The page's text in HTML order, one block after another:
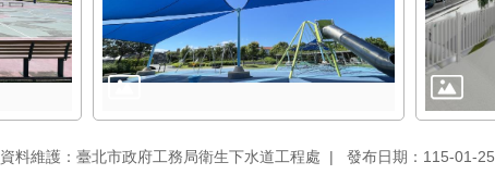
資料維護：臺北市政府工務局衛生下水道工程處 發布日期：115-01-25